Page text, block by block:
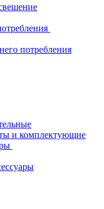
потребления
и комплектующие